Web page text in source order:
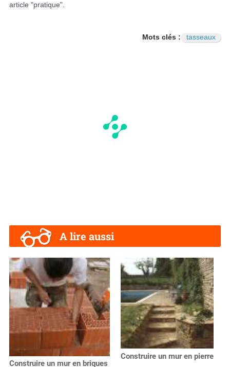
article "pratique".
Mots clés : tasseaux
A lire aussi
Construire un mur en briques
Construire un mur en pierre